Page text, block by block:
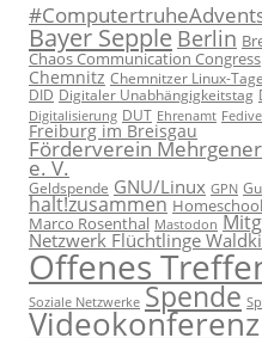
Bayer Sepple Berlin
Chaos Communication Congress
Chemnitz Chemnitzer Linux-Tage
DID Digitaler Unabhängigkeitstag
Digitalisierung DUT Ehrenamt
Freiburg im Breisgau
Förderverein
e. V.
Geldspende GNU/Linux GPN
halt!zusammen
Marco Rosenthal Mastodon
Netzwerk Flüchtlinge
Offenes
Soziale Netzwerke Spende
Videokonferenz